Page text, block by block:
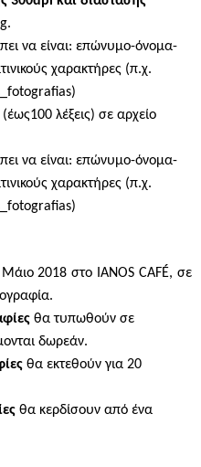
.
να είναι: επώνυμο-όνομα-
χαρακτήρες (π.χ.
fotografias)
(έως100 λέξεις) σε αρχείο
να είναι: επώνυμο-όνομα-
χαρακτήρες (π.χ.
fotografias)
Μάιο 2018 στο IANOS CAFÉ, σε
θα τυπωθούν σε
δωρεάν.
θα εκτεθούν για 20
θα κερδίσουν από ένα